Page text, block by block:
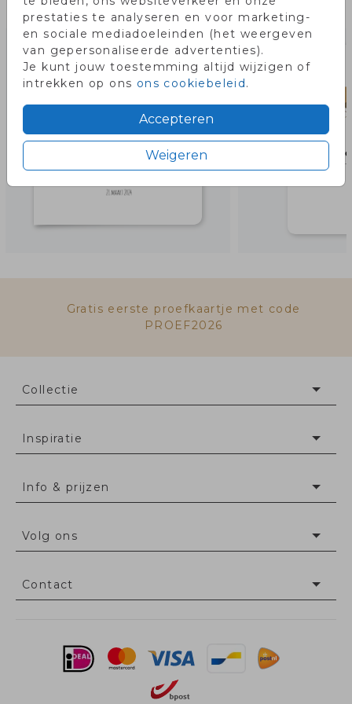
prestaties te analyseren en voor marketing-
en sociale mediadoeleinden (het weergeven
van gepersonaliseerde advertenties).
Je kunt jouw toestemming altijd wijzigen of
intrekken op ons ons cookiebeleid.
Accepteren
Weigeren
Misschien vind je dit ook leuk!
Gratis eerste proefkaartje met code
PROEF2026
Collectie
Inspiratie
Info & prijzen
Volg ons
Contact